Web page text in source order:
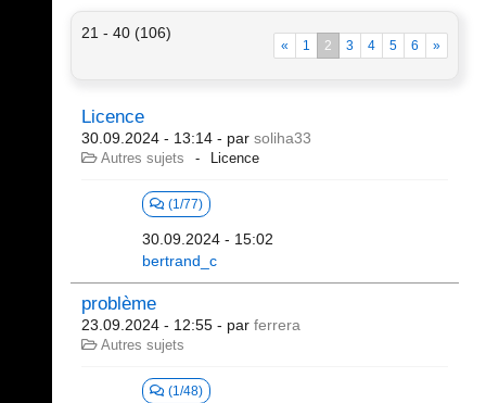
21 - 40 (106)
« 1 2 3 4 5 6 »
Licence
30.09.2024 - 13:14 - par soliha33
Autres sujets Licence
(1/77)
30.09.2024 - 15:02
bertrand_c
problème
23.09.2024 - 12:55 - par ferrera
Autres sujets
(1/48)